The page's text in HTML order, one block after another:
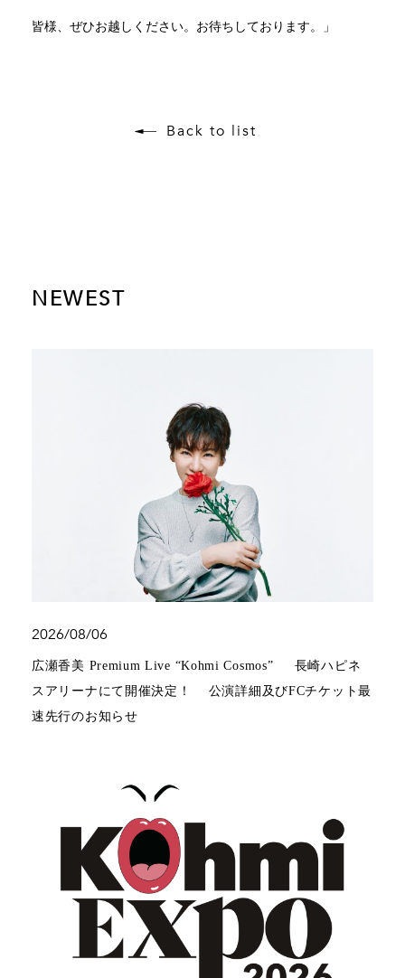
皆様、ぜひお越しください。お待ちしております。」
Back to list
NEWEST
2026/08/06
広瀬香美 Premium Live “Kohmi Cosmos” 長崎ハピネ
スアリーナにて開催決定！ 公演詳細及びFCチケット最
速先行のお知らせ